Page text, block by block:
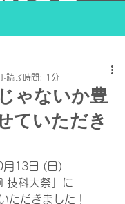
ゃないか豊
ていただき
読了時間: 1分
月13日 (日)
技科大祭」に
ただきました！